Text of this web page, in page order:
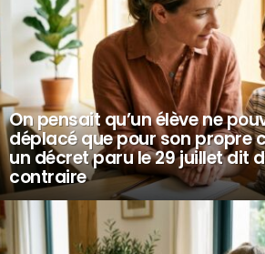
On pensait qu’un élève ne
déplacé que pour son propre
un décret paru le 29 juillet dit
contraire